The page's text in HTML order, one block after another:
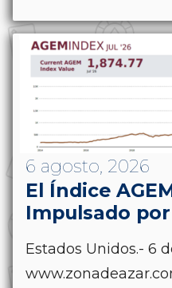
6 agosto, 2026
El Índice
Impulsado
Estados Unidos.- 6